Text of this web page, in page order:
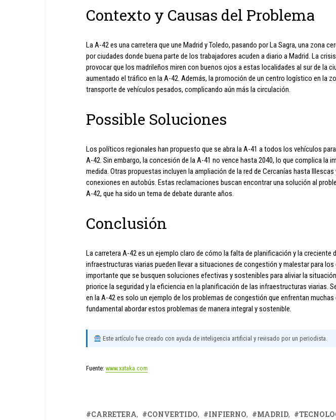
Contexto y Causas del Problema
La A-42 es una carretera que une Madrid y Toledo, pasando por La Sagra, una zona
por ciudades donde buena parte de los trabajadores acuden a diario a Madrid. La
provocar que los madrileños miren con buenos ojos a estas localidades al sur de la
aumentado el tráfico en la A-42. Además, la promoción de un centro logístico en la
transporte de vehículos pesados, complicando aún más la circulación.
Possible Soluciones
Los políticos regionales han propuesto que se abra la A-41 a todos los vehículos
A-42. Sin embargo, la concesión de la A-41 no vence hasta 2040, lo que complica la
medida. Otras propuestas incluyen la ampliación de la red de Cercanías hasta Illescas
conexiones en autobús. Estas reclamaciones buscan encontrar una solución al
A-42, que ha sido un tema de debate durante años.
Conclusión
La carretera A-42 es un ejemplo claro de cómo la falta de planificación y la creciente
infraestructuras viarias pueden llevar a situaciones de congestión y malestar para
importante que se busquen soluciones efectivas y sostenibles para aliviar la
priorice la seguridad y la eficiencia en la planificación de las infraestructuras viarias.
en la A-42 es solo un ejemplo de los problemas de congestión que enfrentan muchas
fundamental abordar estos problemas de manera integral y sostenible.
Este artículo fue creado con ayuda de inteligencia artificial y revisado por un periodista.
Fuente: www.xataka.com
CARRETERA CONVERTIDO INFIERNO MADRID